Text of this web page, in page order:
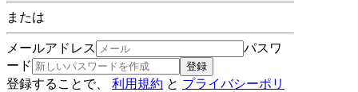
または
メールアドレス
パスワ
ード
登録
登録することで、 利用規約 と プライバシーポリ